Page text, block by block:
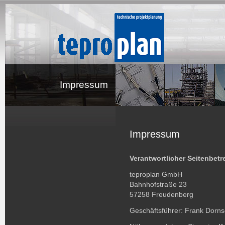
Impressum
Impressum
Verantwortlicher
teproplan GmbH
Bahnhofstraße 23
57258 Freudenberg
Geschäftsführer: Frank